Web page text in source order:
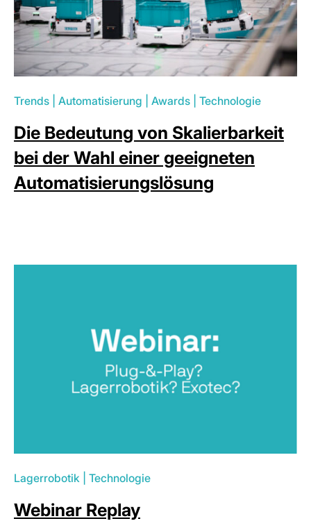
Trends Automatisierung Awards Technologie
Die Bedeutung von Skalierbarkeit
bei der Wahl einer geeigneten
Automatisierungslösung
Lagerrobotik Technologie
Webinar Replay